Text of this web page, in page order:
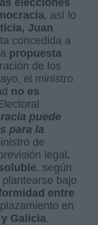
, así lo
Juan
concedida a
propuesta
de los
el ministro
no es
puede
para la
de
legal.
, según
bajo
entre
en
Galicia.